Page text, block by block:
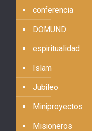
conferencia
DOMUND
espiritualidad
Islam
Jubileo
Miniproyectos
Misioneros